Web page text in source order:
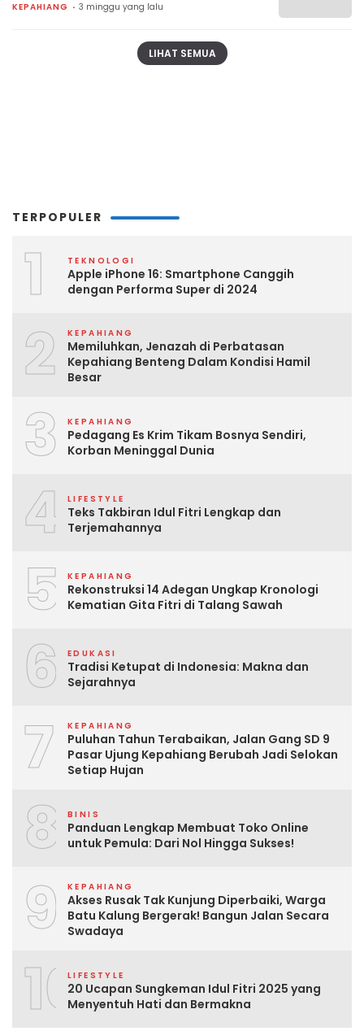
KEPAHIANG 3 minggu yang lalu
LIHAT SEMUA
TERPOPULER
1 TEKNOLOGI
Apple iPhone 16: Smartphone Canggih
dengan Performa Super di 2024
2 KEPAHIANG
Memiluhkan, Jenazah di Perbatasan
Kepahiang Benteng Dalam Kondisi Hamil
Besar
3 KEPAHIANG
Pedagang Es Krim Tikam Bosnya Sendiri,
Korban Meninggal Dunia
4 LIFESTYLE
Teks Takbiran Idul Fitri Lengkap dan
Terjemahannya
5 KEPAHIANG
Rekonstruksi 14 Adegan Ungkap Kronologi
Kematian Gita Fitri di Talang Sawah
6 EDUKASI
Tradisi Ketupat di Indonesia: Makna dan
Sejarahnya
7 KEPAHIANG
Puluhan Tahun Terabaikan, Jalan Gang SD 9
Pasar Ujung Kepahiang Berubah Jadi Selokan
Setiap Hujan
8 BINIS
Panduan Lengkap Membuat Toko Online
untuk Pemula: Dari Nol Hingga Sukses!
9 KEPAHIANG
Akses Rusak Tak Kunjung Diperbaiki, Warga
Batu Kalung Bergerak! Bangun Jalan Secara
Swadaya
10LIFESTYLE
20 Ucapan Sungkeman Idul Fitri 2025 yang
Menyentuh Hati dan Bermakna